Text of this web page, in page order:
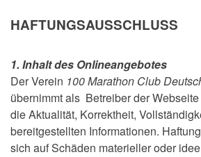
HAFTUNGSAUSSCHLUSS
1. Inhalt des Onlineangebotes
Der Verein 100 Marathon Club
übernimmt als Betreiber der
die Aktualität, Korrektheit,
bereitgestellten Informationen.
sich auf Schäden materieller oder